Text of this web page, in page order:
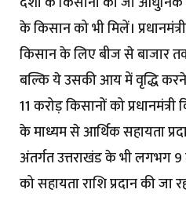
के किसान को भी मिलें।
किसान के लिए बीज से बाजार
बल्कि ये उसकी आय में वृद्धि
11 करोड़ किसानों को
के माध्यम से आर्थिक सहायता
अंतर्गत उत्तराखंड के भी लगभग
को सहायता राशि प्रदान की जा